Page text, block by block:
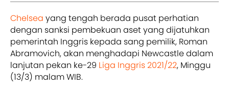
Chelsea yang tengah berada pusat perhatian
dengan sanksi pembekuan aset yang dijatuhkan
pemerintah Inggris kepada sang pemilik, Roman
Abramovich, akan menghadapi Newcastle dalam
lanjutan pekan ke-29 Liga Inggris 2021/22, Minggu
(13/3) malam WIB.